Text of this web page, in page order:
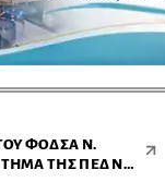
ΦΟΔΣΑ Ν.
ΤΗΣ ΠΕΔ Ν.